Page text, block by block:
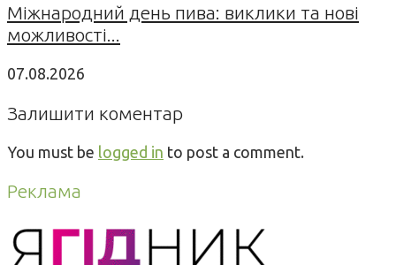
Міжнародний день пива: виклики та нові
можливості...
07.08.2026
Залишити коментар
You must be logged in to post a comment.
Реклама